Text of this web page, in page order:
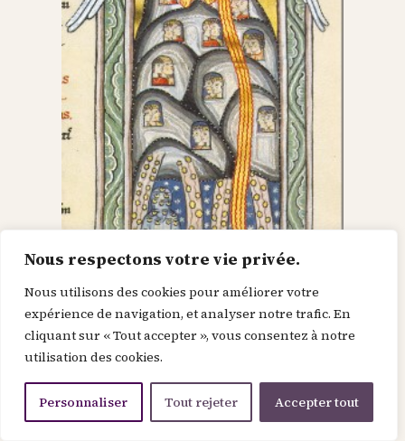
Nous respectons votre vie privée.
Nous utilisons des cookies pour améliorer votre
expérience de navigation, et analyser notre trafic. En
cliquant sur « Tout accepter », vous consentez à notre
utilisation des cookies.
Personnaliser Tout rejeter Accepter tout
Dieu dans le Christ,
recherche l’homme et
le renouvelle